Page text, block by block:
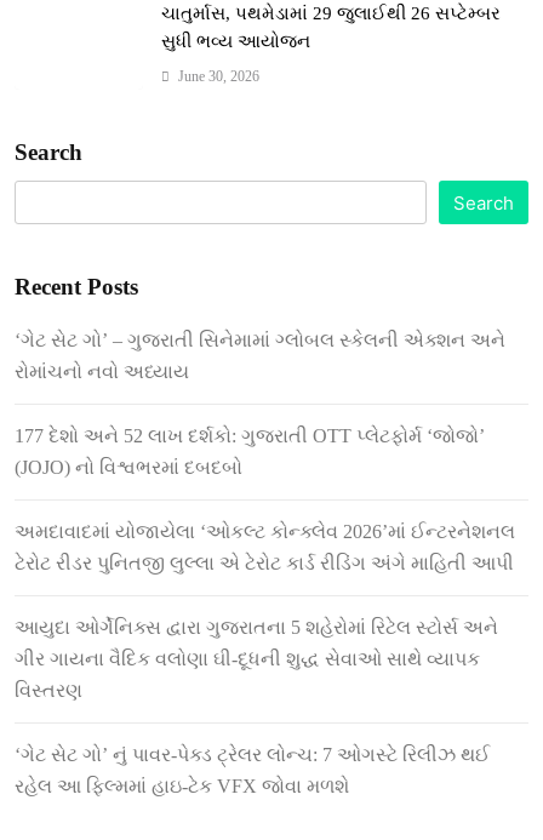
ચાતુર્માસ, પથમેડામાં 29 જુલાઈથી 26 સપ્ટેમ્બર
સુધી ભવ્ય આયોજન
June 30, 2026
Search
Search
Recent Posts
‘ગેટ સેટ ગો’ – ગુજરાતી સિનેમામાં ગ્લોબલ સ્કેલની એક્શન અને
રોમાંચનો નવો અધ્યાય
177 દેશો અને 52 લાખ દર્શકો: ગુજરાતી OTT પ્લેટફોર્મ ‘જોજો’
(JOJO) નો વિશ્વભરમાં દબદબો
અમદાવાદમાં યોજાયેલા ‘ઓકલ્ટ કોન્ક્લેવ 2026’માં ઈન્ટરનેશનલ
ટેરોટ રીડર પુનિતજી લુલ્લા એ ટેરોટ કાર્ડ રીડિંગ અંગે માહિતી આપી
આયુદા ઓર્ગેનિક્સ દ્વારા ગુજરાતના 5 શહેરોમાં રિટેલ સ્ટોર્સ અને
ગીર ગાયના વૈદિક વલોણા ઘી-દૂધની શુદ્ધ સેવાઓ સાથે વ્યાપક
વિસ્તરણ
‘ગેટ સેટ ગો’ નું પાવર-પેક્ડ ટ્રેલર લોન્ચ: 7 ઓગસ્ટે રિલીઝ થઈ
રહેલ આ ફિલ્મમાં હાઇ-ટેક VFX જોવા મળશે